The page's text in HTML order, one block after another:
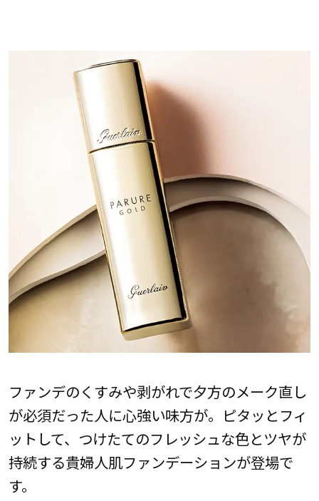
ファンデのくすみや剥がれで夕方のメーク直し
が必須だった人に心強い味方が。ピタッとフィ
ットして、つけたてのフレッシュな色とツヤが
持続する貴婦人肌ファンデーションが登場で
す。